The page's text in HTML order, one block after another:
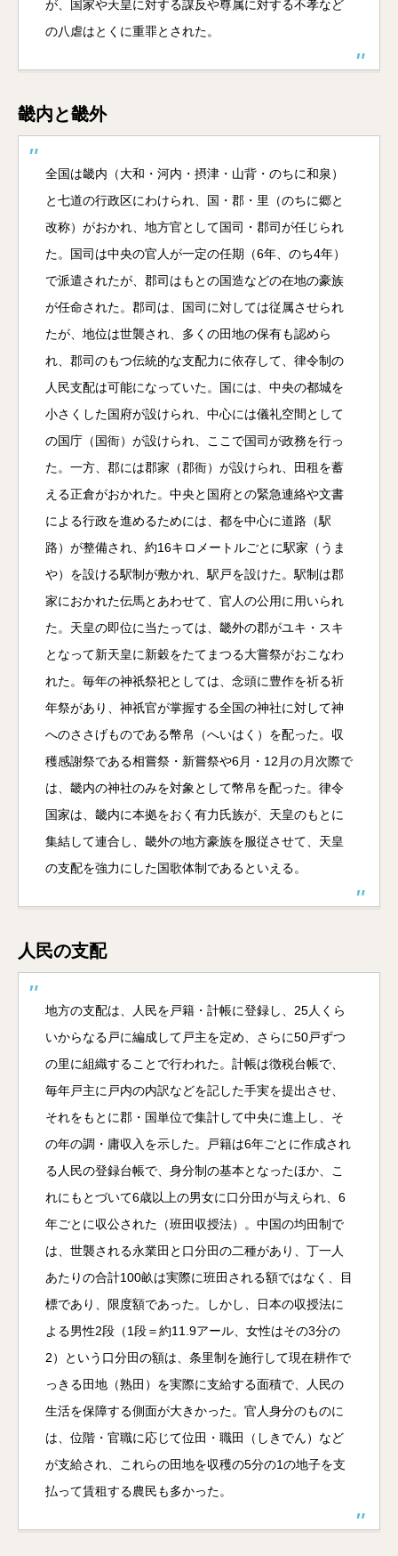
が、国家や天皇に対する謀反や尊属に対する不孝など
の八虐はとくに重罪とされた。
畿内と畿外
全国は畿内（大和・河内・摂津・山背・のちに和泉）
と七道の行政区にわけられ、国・郡・里（のちに郷と
改称）がおかれ、地方官として国司・郡司が任じられ
た。国司は中央の官人が一定の任期（6年、のち4年）
で派遣されたが、郡司はもとの国造などの在地の豪族
が任命された。郡司は、国司に対しては従属させられ
たが、地位は世襲され、多くの田地の保有も認めら
れ、郡司のもつ伝統的な支配力に依存して、律令制の
人民支配は可能になっていた。国には、中央の都城を
小さくした国府が設けられ、中心には儀礼空間として
の国庁（国衙）が設けられ、ここで国司が政務を行っ
た。一方、郡には郡家（郡衙）が設けられ、田租を蓄
える正倉がおかれた。中央と国府との緊急連絡や文書
による行政を進めるためには、都を中心に道路（駅
路）が整備され、約16キロメートルごとに駅家（うま
や）を設ける駅制が敷かれ、駅戸を設けた。駅制は郡
家におかれた伝馬とあわせて、官人の公用に用いられ
た。天皇の即位に当たっては、畿外の郡がユキ・スキ
となって新天皇に新穀をたてまつる大嘗祭がおこなわ
れた。毎年の神祇祭祀としては、念頭に豊作を祈る祈
年祭があり、神祇官が掌握する全国の神社に対して神
へのささげものである幣帛（へいはく）を配った。収
穫感謝祭である相嘗祭・新嘗祭や6月・12月の月次際で
は、畿内の神社のみを対象として幣帛を配った。律令
国家は、畿内に本拠をおく有力氏族が、天皇のもとに
集結して連合し、畿外の地方豪族を服従させて、天皇
の支配を強力にした国歌体制であるといえる。
人民の支配
地方の支配は、人民を戸籍・計帳に登録し、25人くら
いからなる戸に編成して戸主を定め、さらに50戸ずつ
の里に組織することで行われた。計帳は徴税台帳で、
毎年戸主に戸内の内訳などを記した手実を提出させ、
それをもとに郡・国単位で集計して中央に進上し、そ
の年の調・庸収入を示した。戸籍は6年ごとに作成され
る人民の登録台帳で、身分制の基本となったほか、こ
れにもとづいて6歳以上の男女に口分田が与えられ、6
年ごとに収公された（班田収授法）。中国の均田制で
は、世襲される永業田と口分田の二種があり、丁一人
あたりの合計100畝は実際に班田される額ではなく、目
標であり、限度額であった。しかし、日本の収授法に
よる男性2段（1段＝約11.9アール、女性はその3分の
2）という口分田の額は、条里制を施行して現在耕作で
っきる田地（熟田）を実際に支給する面積で、人民の
生活を保障する側面が大きかった。官人身分のものに
は、位階・官職に応じて位田・職田（しきでん）など
が支給され、これらの田地を収穫の5分の1の地子を支
払って賃租する農民も多かった。